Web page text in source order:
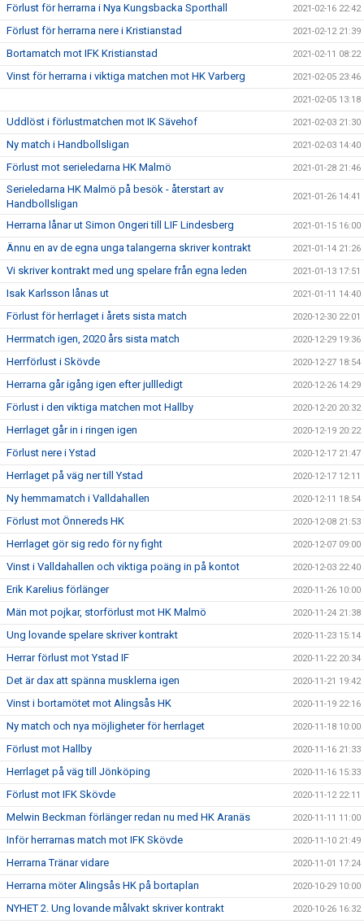
Förlust för herrarna i Nya Kungsbacka Sporthall 2021-02-16 22:42
Förlust för herrarna nere i Kristianstad 2021-02-12 21:39
Bortamatch mot IFK Kristianstad 2021-02-11 08:22
Vinst för herrarna i viktiga matchen mot HK Varberg 2021-02-05 23:46
2021-02-05 13:18
Uddlöst i förlustmatchen mot IK Sävehof 2021-02-03 21:30
Ny match i Handbollsligan 2021-02-03 14:40
Förlust mot serieledarna HK Malmö 2021-01-28 21:46
Serieledarna HK Malmö på besök - återstart av
Handbollsligan
2021-01-26 14:41
Herrarna lånar ut Simon Ongeri till LIF Lindesberg 2021-01-15 16:00
Ännu en av de egna unga talangerna skriver kontrakt 2021-01-14 21:26
Vi skriver kontrakt med ung spelare från egna leden 2021-01-13 17:51
Isak Karlsson lånas ut 2021-01-11 14:40
Förlust för herrlaget i årets sista match 2020-12-30 22:01
Herrmatch igen, 2020 års sista match 2020-12-29 19:36
Herrförlust i Skövde 2020-12-27 18:54
Herrarna går igång igen efter jullledigt 2020-12-26 14:29
Förlust i den viktiga matchen mot Hallby 2020-12-20 20:32
Herrlaget går in i ringen igen 2020-12-19 20:22
Förlust nere i Ystad 2020-12-17 21:47
Herrlaget på väg ner till Ystad 2020-12-17 12:11
Ny hemmamatch i Valldahallen 2020-12-11 18:54
Förlust mot Önnereds HK 2020-12-08 21:53
Herrlaget gör sig redo för ny fight 2020-12-07 09:00
Vinst i Valldahallen och viktiga poäng in på kontot 2020-12-03 22:40
Erik Karelius förlänger 2020-11-26 10:00
Män mot pojkar, storförlust mot HK Malmö 2020-11-24 21:38
Ung lovande spelare skriver kontrakt 2020-11-23 15:14
Herrar förlust mot Ystad IF 2020-11-22 20:34
Det är dax att spänna musklerna igen 2020-11-21 19:42
Vinst i bortamötet mot Alingsås HK 2020-11-19 22:16
Ny match och nya möjligheter för herrlaget 2020-11-18 10:00
Förlust mot Hallby 2020-11-16 21:33
Herrlaget på väg till Jönköping 2020-11-16 15:33
Förlust mot IFK Skövde 2020-11-12 22:11
Melwin Beckman förlänger redan nu med HK Aranäs 2020-11-11 11:00
Inför herrarnas match mot IFK Skövde 2020-11-10 21:49
Herrarna Tränar vidare 2020-11-01 17:24
Herrarna möter Alingsås HK på bortaplan 2020-10-29 10:00
NYHET 2. Ung lovande målvakt skriver kontrakt 2020-10-26 16:32